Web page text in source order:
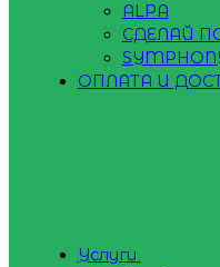
ALPA
СДЕЛАЙ
ОПЛАТА И
Услуги